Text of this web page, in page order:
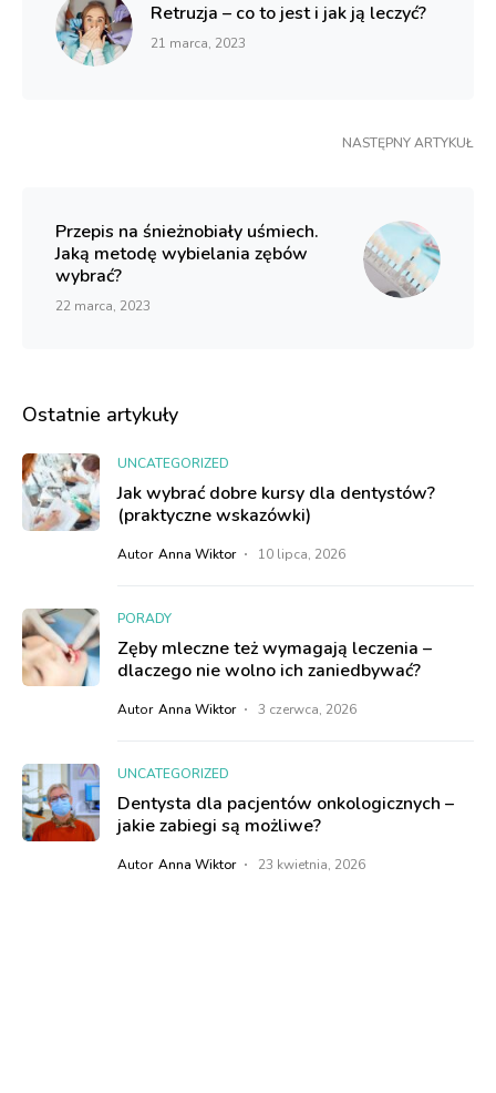
Retruzja – co to jest i jak ją leczyć?
21 marca, 2023
NASTĘPNY ARTYKUŁ
Przepis na śnieżnobiały uśmiech.
Jaką metodę wybielania zębów
wybrać?
22 marca, 2023
Ostatnie artykuły
UNCATEGORIZED
Jak wybrać dobre kursy dla dentystów?
(praktyczne wskazówki)
Autor Anna Wiktor 10 lipca, 2026
PORADY
Zęby mleczne też wymagają leczenia –
dlaczego nie wolno ich zaniedbywać?
Autor Anna Wiktor 3 czerwca, 2026
UNCATEGORIZED
Dentysta dla pacjentów onkologicznych –
jakie zabiegi są możliwe?
Autor Anna Wiktor 23 kwietnia, 2026